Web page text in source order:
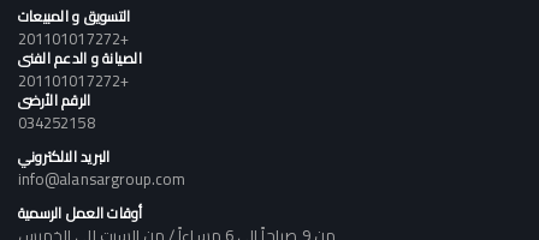
التسويق و المبيعات
+201101017272
الصيانة و الدعم الفنى
+201101017272
الرقم الأرضى
034252158
البريد الالكتروني
info@alansargroup.com
أوقات العمل الرسمية